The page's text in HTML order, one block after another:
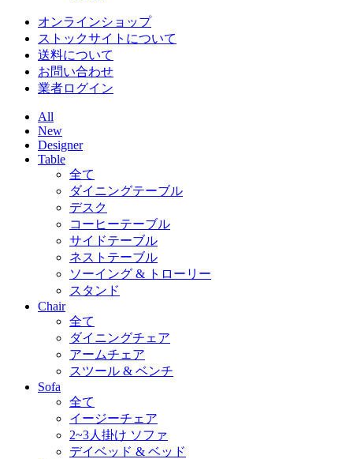
オンラインショップ
ストックサイトについて
送料について
お問い合わせ
業者ログイン
All
New
Designer
Table
全て
ダイニングテーブル
デスク
コーヒーテーブル
サイドテーブル
ネストテーブル
ソーイング & トローリー
スタンド
Chair
全て
ダイニングチェア
アームチェア
スツール & ベンチ
Sofa
全て
イージーチェア
2~3人掛け ソファ
デイベッド & ベッド